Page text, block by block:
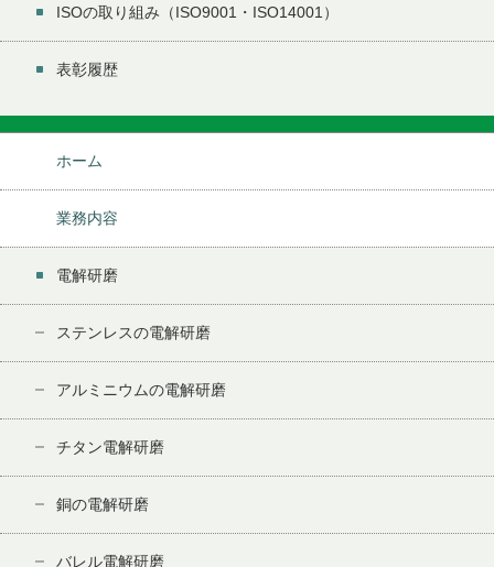
ISOの取り組み（ISO9001・ISO14001）
表彰履歴
ホーム
業務内容
電解研磨
ステンレスの電解研磨
アルミニウムの電解研磨
チタン電解研磨
銅の電解研磨
バレル電解研磨